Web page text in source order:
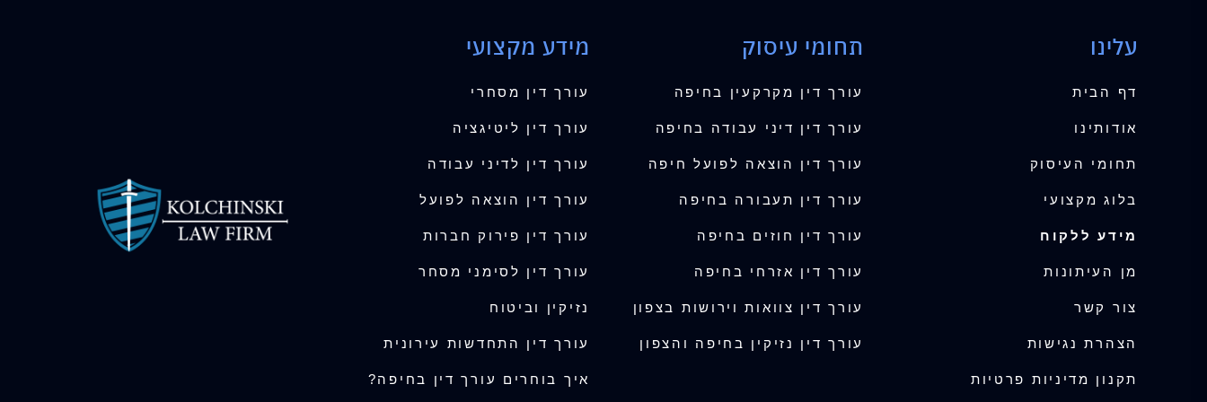
עלינו
דף הבית
אודותינו
תחומי העיסוק
בלוג מקצועי
מידע ללקוח
מן העיתונות
צור קשר
הצהרת נגישות
תקנון מדיניות פרטיות
תחומי עיסוק
עורך דין מקרקעין בחיפה
עורך דין דיני עבודה בחיפה
עורך דין הוצאה לפועל חיפה
עורך דין תעבורה בחיפה
עורך דין חוזים בחיפה
עורך דין אזרחי בחיפה
עורך דין צוואות וירושות בצפון
עורך דין נזיקין בחיפה והצפון
מידע מקצועי
עורך דין מסחרי
עורך דין ליטיגציה
עורך דין לדיני עבודה
עורך דין הוצאה לפועל
עורך דין פירוק חברות
עורך דין לסימני מסחר
נזיקין וביטוח
עורך דין התחדשות עירונית
איך בוחרים עורך דין בחיפה?